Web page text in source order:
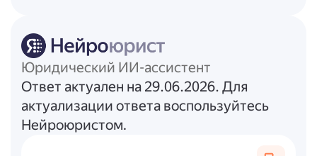
Юридический ИИ-ассистент
Ответ актуален на 29.06.2026. Для
актуализации ответа воспользуйтесь
Нейроюристом.